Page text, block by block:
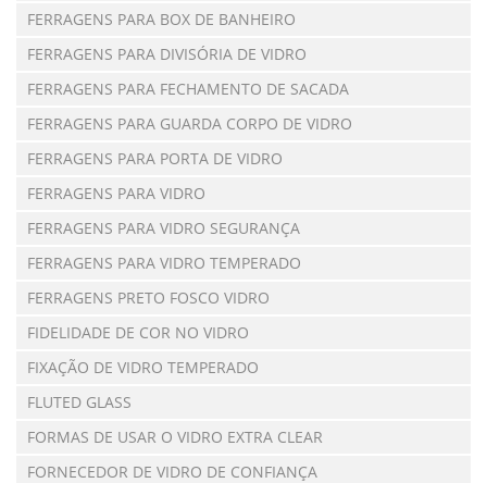
FERRAGENS PARA BOX DE BANHEIRO
FERRAGENS PARA DIVISÓRIA DE VIDRO
FERRAGENS PARA FECHAMENTO DE SACADA
FERRAGENS PARA GUARDA CORPO DE VIDRO
FERRAGENS PARA PORTA DE VIDRO
FERRAGENS PARA VIDRO
FERRAGENS PARA VIDRO SEGURANÇA
FERRAGENS PARA VIDRO TEMPERADO
FERRAGENS PRETO FOSCO VIDRO
FIDELIDADE DE COR NO VIDRO
FIXAÇÃO DE VIDRO TEMPERADO
FLUTED GLASS
FORMAS DE USAR O VIDRO EXTRA CLEAR
FORNECEDOR DE VIDRO DE CONFIANÇA